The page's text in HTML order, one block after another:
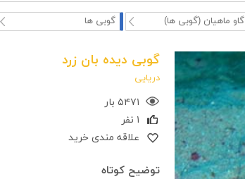
گاو ماهیان (گوبی ها) گوبی ها
گوبی دیده بان زرد
دریایی
۵۴۷۱ بار
۱ نفر
علاقه مندی خرید
توضیح کوتاه